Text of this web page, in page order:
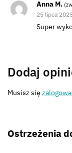
Anna M.
25 lipca
Super
Dodaj
Musisz się
Ostrzeżenia